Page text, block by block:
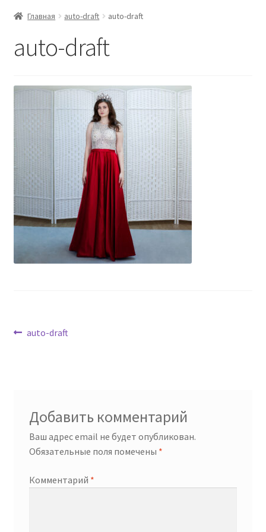
Главная auto-draft auto-draft
auto-draft
Навигация
Предыдущая
auto-draft
Добавить комментарий
Ваш адрес email не будет опубликован.
Обязательные поля помечены *
Комментарий *